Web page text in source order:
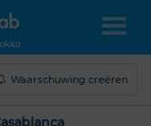
Waarschuwing creëren